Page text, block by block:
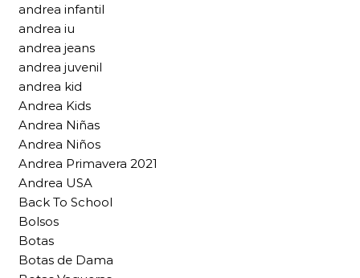
andrea infantil
andrea iu
andrea jeans
andrea juvenil
andrea kid
Andrea Kids
Andrea Niñas
Andrea Niños
Andrea Primavera 2021
Andrea USA
Back To School
Bolsos
Botas
Botas de Dama